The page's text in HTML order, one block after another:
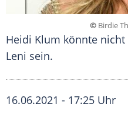
© Birdie
Heidi Klum könnte
Leni sein.
16.06.2021 - 17:25 Uhr